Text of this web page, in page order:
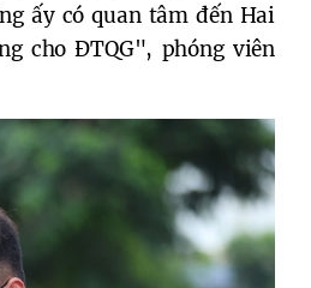
ấy có quan tâm đến Hai
cho ĐTQG", phóng viên